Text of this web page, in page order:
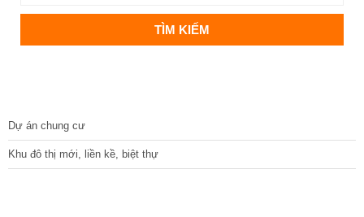
Dự án chung cư
Khu đô thị mới, liền kề, biệt thự